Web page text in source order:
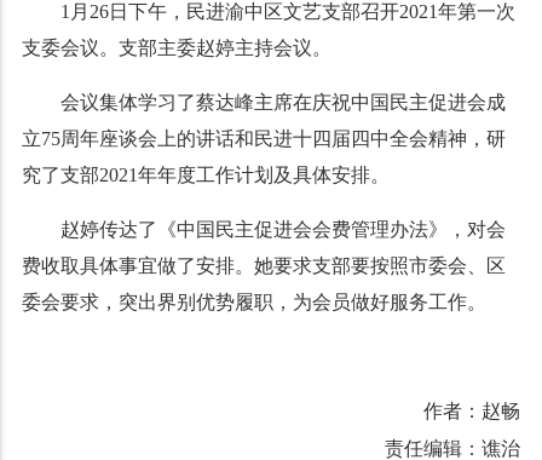
1月26日下午，民进渝中区文艺支部召开2021年第一次
支委会议。支部主委赵婷主持会议。
会议集体学习了蔡达峰主席在庆祝中国民主促进会成
立75周年座谈会上的讲话和民进十四届四中全会精神，研
究了支部2021年年度工作计划及具体安排。
赵婷传达了《中国民主促进会会费管理办法》，对会
费收取具体事宜做了安排。她要求支部要按照市委会、区
委会要求，突出界别优势履职，为会员做好服务工作。
作者：赵畅
责任编辑：谯治